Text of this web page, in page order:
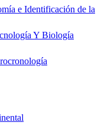
e Identificación de la
Y Biología